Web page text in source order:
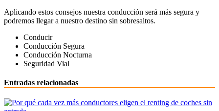
Aplicando estos consejos nuestra conducción será más segura y
podremos llegar a nuestro destino sin sobresaltos.
Conducir
Conducción Segura
Conducción Nocturna
Seguridad Vial
Entradas relacionadas